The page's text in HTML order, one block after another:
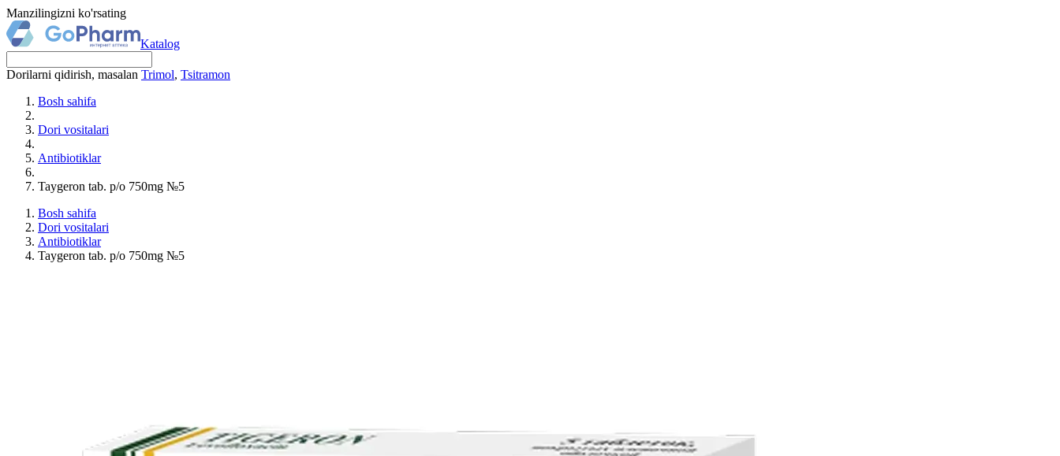
Manzilingizni ko'rsating
Katalog
Dorilarni qidirish, masalan Trimol, Tsitramon
Bosh sahifa
Dori vositalari
Antibiotiklar
Taygeron tab. p/o 750mg №5
Bosh sahifa
Dori vositalari
Antibiotiklar
Taygeron tab. p/o 750mg №5